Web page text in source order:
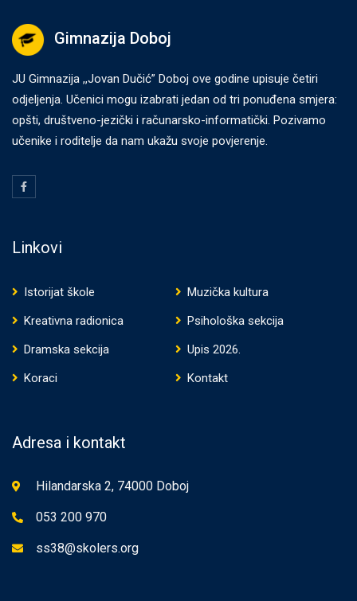
Gimnazija Doboj
JU Gimnazija ,,Jovan Dučić” Doboj ove godine upisuje četiri
odjeljenja. Učenici mogu izabrati jedan od tri ponuđena smjera:
opšti, društveno-jezički i računarsko-informatički. Pozivamo
učenike i roditelje da nam ukažu svoje povjerenje.
Linkovi
Istorijat škole
Muzička kultura
Kreativna radionica
Psihološka sekcija
Dramska sekcija
Upis 2026.
Koraci
Kontakt
Adresa i kontakt
Hilandarska 2, 74000 Doboj
053 200 970
ss38@skolers.org